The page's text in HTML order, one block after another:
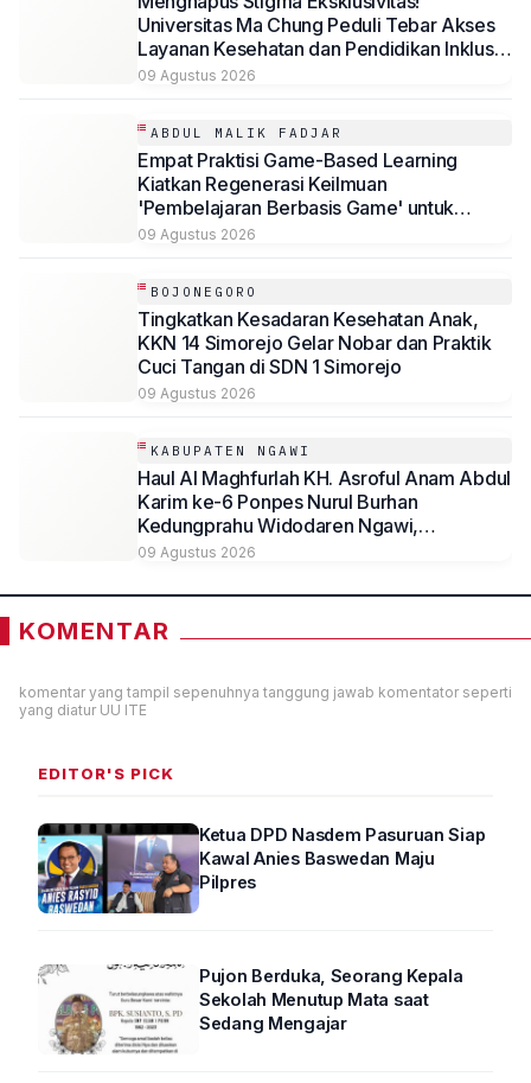
Universitas Ma Chung Peduli Tebar Akses
Layanan Kesehatan dan Pendidikan Inklusif
bagi Masyarakat
09 Agustus 2026
ABDUL MALIK FADJAR
Empat Praktisi Game-Based Learning
Kiatkan Regenerasi Keilmuan
'Pembelajaran Berbasis Game' untuk
Mahasiswa Psikologi Universitas
09 Agustus 2026
BOJONEGORO
Tingkatkan Kesadaran Kesehatan Anak,
KKN 14 Simorejo Gelar Nobar dan Praktik
Cuci Tangan di SDN 1 Simorejo
09 Agustus 2026
KABUPATEN NGAWI
Haul Al Maghfurlah KH. Asroful Anam Abdul
Karim ke-6 Ponpes Nurul Burhan
Kedungprahu Widodaren Ngawi,
Kesempatan Lelang Wakaf Masih Berlanjut
09 Agustus 2026
KOMENTAR
komentar yang tampil sepenuhnya tanggung jawab komentator seperti
yang diatur UU ITE
EDITOR'S PICK
Ketua DPD Nasdem Pasuruan Siap
Kawal Anies Baswedan Maju
Pilpres
Pujon Berduka, Seorang Kepala
Sekolah Menutup Mata saat
Sedang Mengajar